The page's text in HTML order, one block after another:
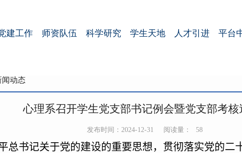
建工作 师资队伍 科学研究 学生天地 人才引进 平台
闻动态
心理系召开学生党支部书记例会暨党支部考核
发布时间：2024-12-31 阅读量： 58
总书记关于党的建设的重要思想，贯彻落实党的二